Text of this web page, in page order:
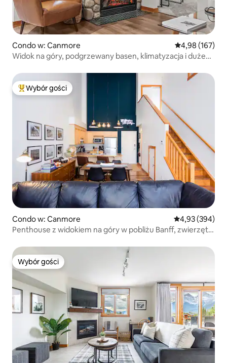
Condo w: Canmore Średnia
4,98 (167)
Widok na góry, podgrzewany basen, klimatyzacja i duże
Najpopularniejsze z kategorii Wybór gości
Wybór gości
Condo w: Canmore Średnia
4,93 (394)
Penthouse z widokiem na góry w pobliżu Banff, zwierzęta
Wybór gości
Wybór gości